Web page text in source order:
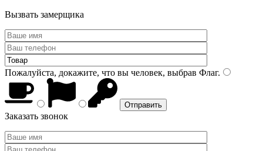
Вызвать замерщика
Пожалуйста, докажите, что вы человек, выбрав Флаг.
Заказать звонок